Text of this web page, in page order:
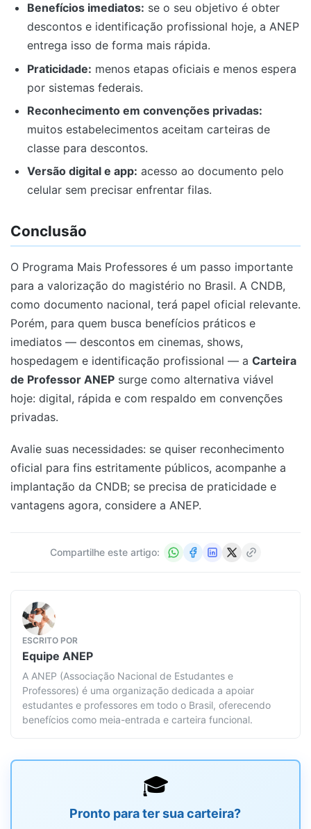
Benefícios imediatos: se o seu objetivo é obter
descontos e identificação profissional hoje, a ANEP
entrega isso de forma mais rápida.
Praticidade: menos etapas oficiais e menos espera
por sistemas federais.
Reconhecimento em convenções privadas:
muitos estabelecimentos aceitam carteiras de
classe para descontos.
Versão digital e app: acesso ao documento pelo
celular sem precisar enfrentar filas.
Conclusão
O Programa Mais Professores é um passo importante
para a valorização do magistério no Brasil. A CNDB,
como documento nacional, terá papel oficial relevante.
Porém, para quem busca benefícios práticos e
imediatos — descontos em cinemas, shows,
hospedagem e identificação profissional — a Carteira
de Professor ANEP surge como alternativa viável
hoje: digital, rápida e com respaldo em convenções
privadas.
Avalie suas necessidades: se quiser reconhecimento
oficial para fins estritamente públicos, acompanhe a
implantação da CNDB; se precisa de praticidade e
vantagens agora, considere a ANEP.
Compartilhe este artigo:
ESCRITO POR
Equipe ANEP
A ANEP (Associação Nacional de Estudantes e
Professores) é uma organização dedicada a apoiar
estudantes e professores em todo o Brasil, oferecendo
benefícios como meia-entrada e carteira funcional.
🎓
Pronto para ter sua carteira?